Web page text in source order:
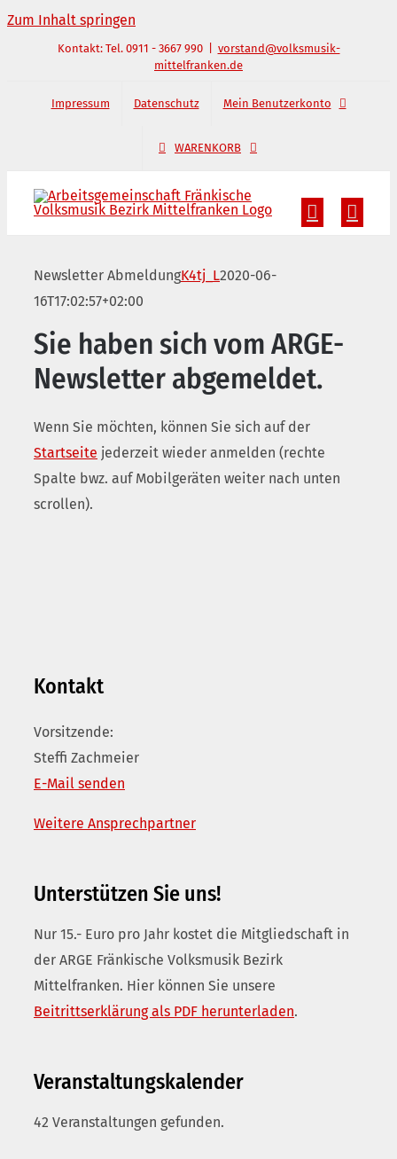
Zum Inhalt springen
Kontakt: Tel. 0911 - 3667 990
vorstand@volksmusik-
mittelfranken.de
Impressum Datenschutz Mein Benutzerkonto
WARENKORB
Newsletter AbmeldungK4tj_L2020-06-
16T17:02:57+02:00
Sie haben sich vom ARGE-
Newsletter abgemeldet.
Wenn Sie möchten, können Sie sich auf der
Startseite jederzeit wieder anmelden (rechte
Spalte bwz. auf Mobilgeräten weiter nach unten
scrollen).
Kontakt
Vorsitzende:
Steffi Zachmeier
E-Mail senden
Weitere Ansprechpartner
Unterstützen Sie uns!
Nur 15.- Euro pro Jahr kostet die Mitgliedschaft in
der ARGE Fränkische Volksmusik Bezirk
Mittelfranken. Hier können Sie unsere
Beitrittserklärung als PDF herunterladen.
Veranstaltungskalender
42 Veranstaltungen gefunden.